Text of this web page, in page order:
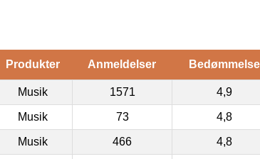
Produkter Anmeldelser Bedømmelse
Musik 1571 4,9
Musik 73 4,8
Musik 466 4,8